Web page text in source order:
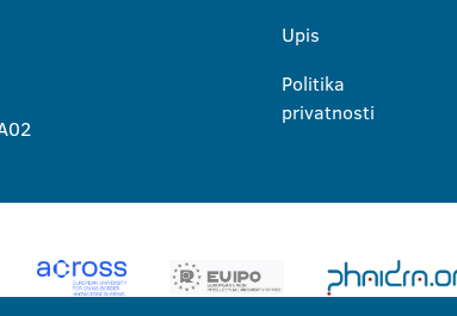
Upis
Politika
privatnosti